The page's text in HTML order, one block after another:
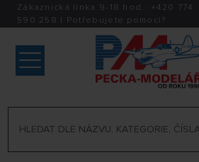
Zákaznická linka 9-18 hod.: +420 774
590 258 | Potřebujete pomoci?